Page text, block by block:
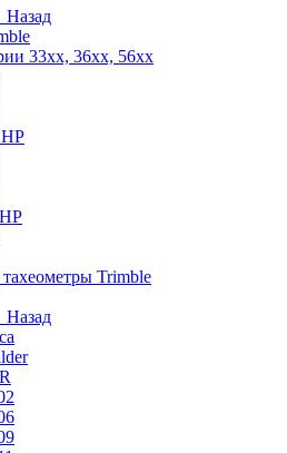
Назад
33xx, 36xx, 56xx
Trimble
Назад